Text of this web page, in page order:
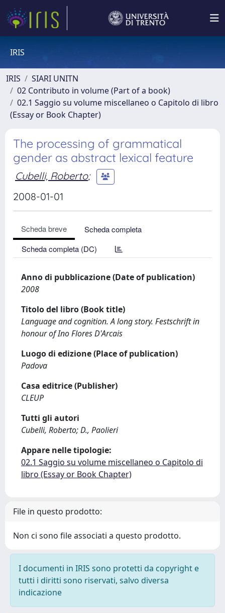
IRIS
IRIS
SIARI UNITN
02 Contributo in volume (Part of a book)
02.1 Saggio su volume miscellaneo o Capitolo di libro
(Essay or Book Chapter)
The processing of grammatical
gender as abstract lexical feature
Cubelli, Roberto;
2008-01-01
Scheda breve
Scheda completa
Scheda completa (DC)
Anno di pubblicazione (Date of publication)
2008
Titolo del libro (Book title)
Language and cognition. A long story. Festschrift in
honour of Ino Flores D'Arcais
Luogo di edizione (Place of publication)
Padova
Casa editrice (Publisher)
CLEUP
Tutti gli autori
Cubelli, Roberto; D., Paolieri
Appare nelle tipologie:
02.1 Saggio su volume miscellaneo o Capitolo di
libro (Essay or Book Chapter)
File in questo prodotto:
Non ci sono file associati a questo prodotto.
I documenti in IRIS sono protetti da copyright e
tutti i diritti sono riservati, salvo diversa
indicazione